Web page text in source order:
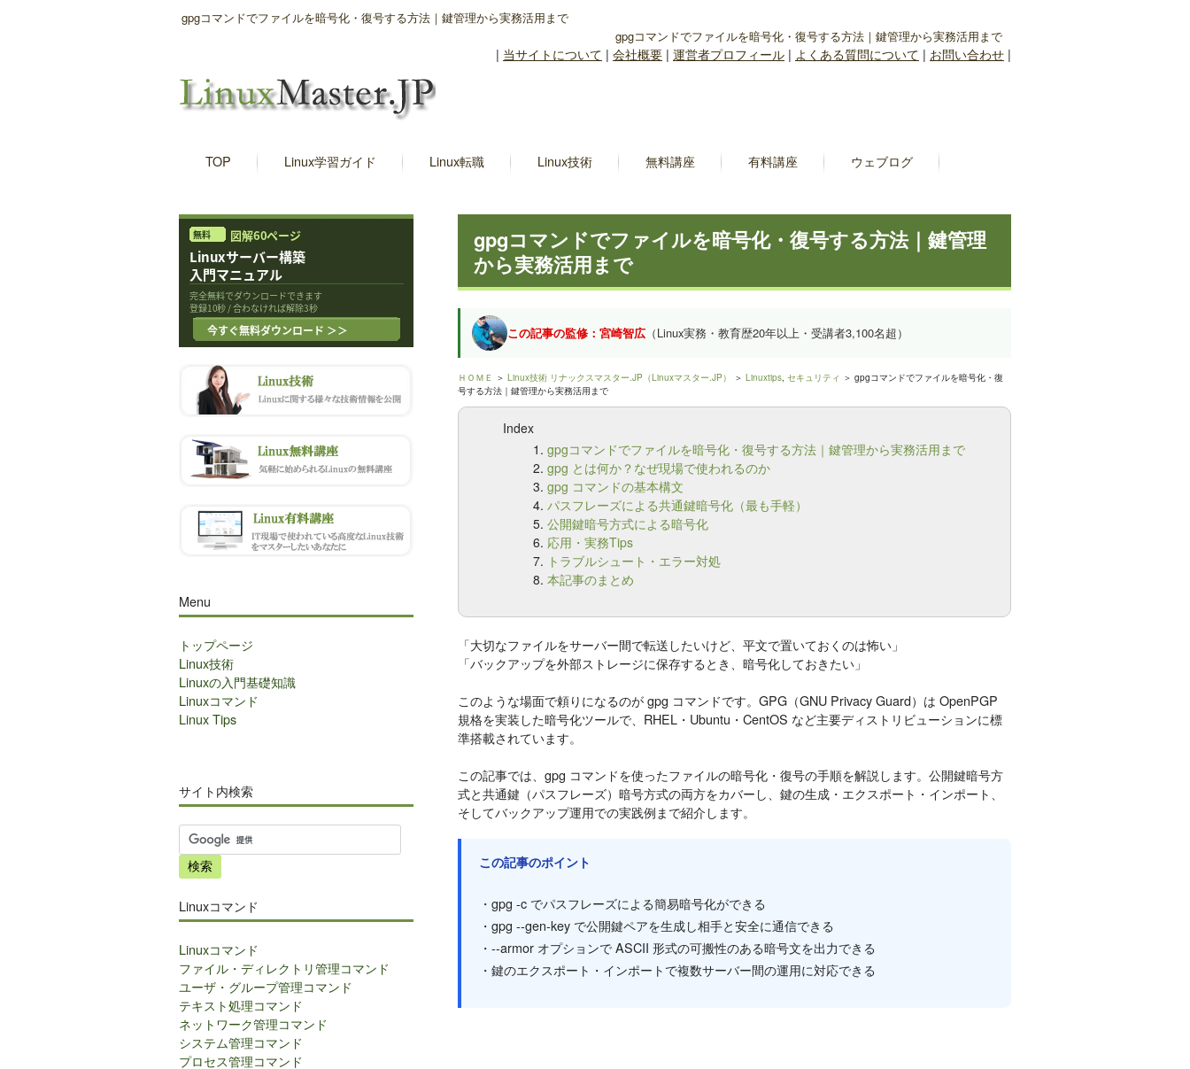
gpgコマンドでファイルを暗号化・復号する方法｜鍵管理から実務活用まで
gpgコマンドでファイルを暗号化・復号する方法｜鍵管理から実務活用まで
| 当サイトについて | 会社概要 | 運営者プロフィール | よくある質問について | お問い合わせ |
TOP Linux学習ガイド Linux転職 Linux技術 無料講座 有料講座 ウェブログ
gpgコマンドでファイルを暗号化・復号する方法｜鍵管理
から実務活用まで
この記事の監修：宮崎智広（Linux実務・教育歴20年以上・受講者3,100名超）
ＨＯＭＥ ＞ Linux技術 リナックスマスター.JP（Linuxマスター.JP） ＞ Linuxtips, セキュリティ ＞ gpgコマンドでファイルを暗号化・復
号する方法｜鍵管理から実務活用まで
Index
gpgコマンドでファイルを暗号化・復号する方法｜鍵管理から実務活用まで
gpg とは何か？なぜ現場で使われるのか
gpg コマンドの基本構文
パスフレーズによる共通鍵暗号化（最も手軽）
公開鍵暗号方式による暗号化
応用・実務Tips
トラブルシュート・エラー対処
本記事のまとめ
「大切なファイルをサーバー間で転送したいけど、平文で置いておくのは怖い」
「バックアップを外部ストレージに保存するとき、暗号化しておきたい」
このような場面で頼りになるのが gpg コマンドです。GPG（GNU Privacy Guard）は OpenPGP
規格を実装した暗号化ツールで、RHEL・Ubuntu・CentOS など主要ディストリビューションに標
準搭載されています。
この記事では、gpg コマンドを使ったファイルの暗号化・復号の手順を解説します。公開鍵暗号方
式と共通鍵（パスフレーズ）暗号方式の両方をカバーし、鍵の生成・エクスポート・インポート、
そしてバックアップ運用での実践例まで紹介します。
この記事のポイント
・gpg -c でパスフレーズによる簡易暗号化ができる
・gpg --gen-key で公開鍵ペアを生成し相手と安全に通信できる
・--armor オプションで ASCII 形式の可搬性のある暗号文を出力できる
・鍵のエクスポート・インポートで複数サーバー間の運用に対応できる
Menu
トップページ
Linux技術
Linuxの入門基礎知識
Linuxコマンド
Linux Tips
サイト内検索
サ
イ
ト
検
索
Linuxコマンド
Linuxコマンド
ファイル・ディレクトリ管理コマンド
ユーザ・グループ管理コマンド
テキスト処理コマンド
ネットワーク管理コマンド
システム管理コマンド
プロセス管理コマンド